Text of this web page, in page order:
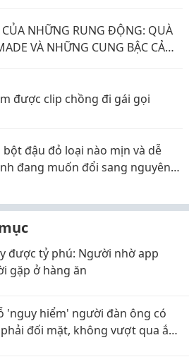
NHỮNG RUNG ĐỘNG: QUÀ
VÀ NHỮNG CUNG BẬC CẢM
được clip chồng đi gái gọi
đậu đỏ loại nào mịn và dễ
đang muốn đổi sang nguyên
được tỷ phú: Người nhờ app
gặp ở hàng ăn
'nguy hiểm' người đàn ông có
đối mặt, không vượt qua ắt